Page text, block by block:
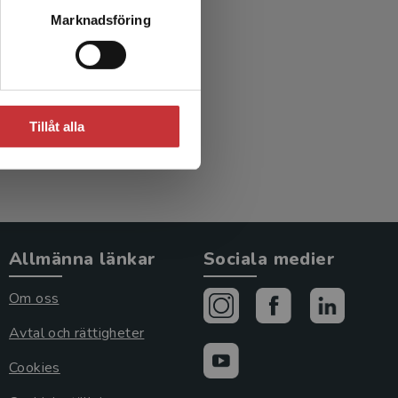
Marknadsföring
Tillåt alla
och
Allmänna länkar
Om oss
Avtal och rättigheter
Cookies
Sociala medier